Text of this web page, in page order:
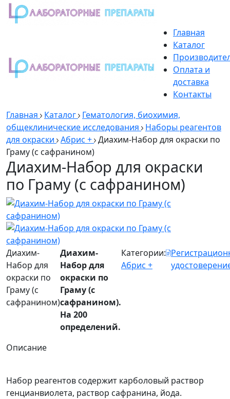
Главная
Каталог
Оплата и
доставка
Контакты
Главная
Каталог Гематология, биохимия,
общеклинические исследования
Наборы реагентов
для окраски Абрис + Диахим-Набор для окраски по
Граму (с сафранином)
Диахим-Набор для окраски
по Граму (с сафранином)
Диахим-
Набор для
окраски по
Граму (с
сафранином)
Диахим-
Набор для
окраски по
Граму (с
сафранином).
На 200
определений.
Категории:
Абрис +
Описание
Набор реагентов содержит карболовый раствор
генцианвиолета, раствор сафранина, йода.